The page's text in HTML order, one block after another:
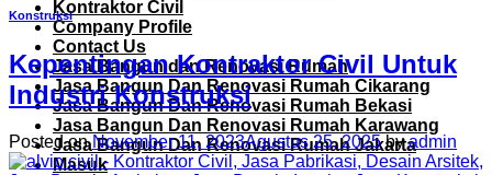
Kontraktor Civil
Company Profile
Contact Us
Jasa Bangun dan Renovasi Rumah
Jasa Bangun Dan Renovasi Rumah Cikarang
Jasa Bangun Dan Renovasi Rumah Bekasi
Jasa Bangun Dan Renovasi Rumah Karawang
Jasa Bangun Dan Renovasi Rumah Jakarta
Masuk
Konstruksi
Kepentingan Kontraktor Civil Untuk
Industri Konstruksi
Posted onNovember 11, 2023Agustus 25, 2025 byadmin